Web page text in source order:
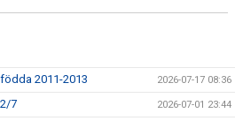
2011-2013 2026-07-17 08:36
7 2026-07-01 23:44